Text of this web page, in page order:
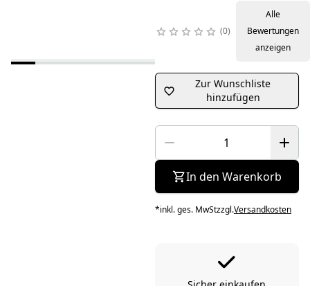
0
Alle
Bewertungen
anzeigen
Zur Wunschliste
hinzufügen
In den Warenkorb
*inkl. ges. MwStzzgl.Versandkosten